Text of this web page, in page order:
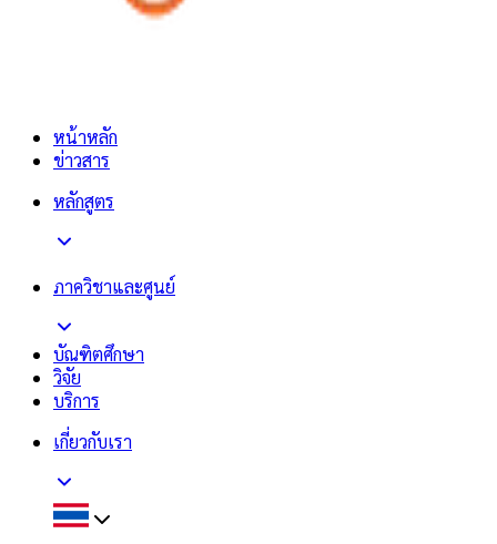
หน้าหลัก
ข่าวสาร
หลักสูตร
ภาควิชาและศูนย์
บัณฑิตศึกษา
วิจัย
บริการ
เกี่ยวกับเรา